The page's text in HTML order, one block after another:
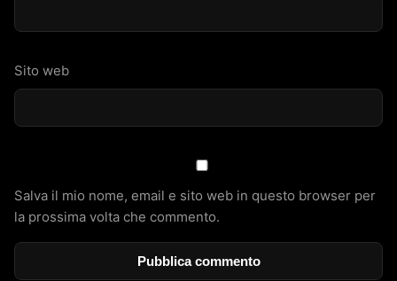
Sito web
Salva il mio nome, email e sito web in questo browser per
la prossima volta che commento.